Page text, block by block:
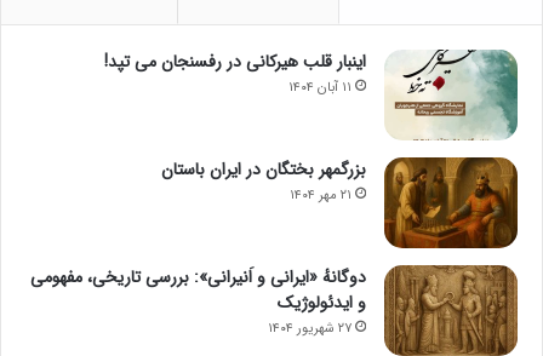
اینبار قلب هیرکانی در رفسنجان می تپد!
۱۱ آبان ۱۴۰۴
بزرگمهر بختگان در ایران باستان
۲۱ مهر ۱۴۰۴
دوگانهٔ «ایرانی و اَنیرانی»: بررسی تاریخی، مفهومی
و ایدئولوژیک
۲۷ شهریور ۱۴۰۴